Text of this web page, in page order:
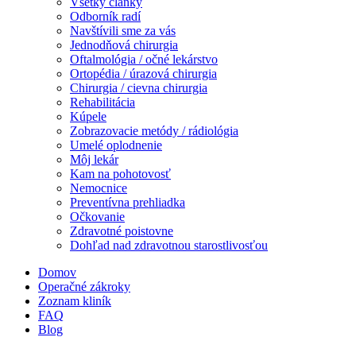
Odborník radí
Navštívili sme za vás
Jednodňová chirurgia
Oftalmológia / očné lekárstvo
Ortopédia / úrazová chirurgia
Chirurgia / cievna chirurgia
Rehabilitácia
Kúpele
Zobrazovacie metódy / rádiológia
Umelé oplodnenie
Môj lekár
Kam na pohotovosť
Nemocnice
Preventívna prehliadka
Očkovanie
Zdravotné poistovne
Dohľad nad zdravotnou starostlivosťou
Domov
Operačné zákroky
Zoznam kliník
FAQ
Blog